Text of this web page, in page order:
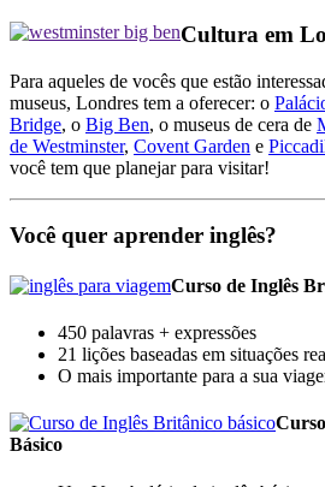
Cultura em
Para aqueles de vocês que estão
museus, Londres tem a oferecer: o
Bridge, o Big Ben, o museus de cera de
de Westminster, Covent Garden e
você tem que planejar para visitar!
Você quer aprender inglês?
Curso de Inglês
450 palavras + expressões
21 lições baseadas em situações
O mais importante para a sua
Básico